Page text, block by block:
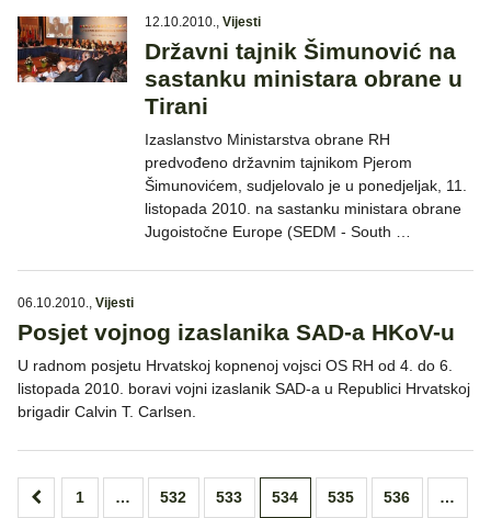
12.10.2010., Vijesti
Državni tajnik Šimunović na
sastanku ministara obrane u
Tirani
Izaslanstvo Ministarstva obrane RH
predvođeno državnim tajnikom Pjerom
Šimunovićem, sudjelovalo je u ponedjeljak, 11.
listopada 2010. na sastanku ministara obrane
Jugoistočne Europe (SEDM - South …
06.10.2010., Vijesti
Posjet vojnog izaslanika SAD-a HKoV-u
U radnom posjetu Hrvatskoj kopnenoj vojsci OS RH od 4. do 6.
listopada 2010. boravi vojni izaslanik SAD-a u Republici Hrvatskoj
brigadir Calvin T. Carlsen.
Brojevi
1 … 532 533 534 535 536 …